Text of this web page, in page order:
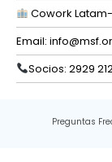
Cowork
Email:
Socios: 2929
Preguntas